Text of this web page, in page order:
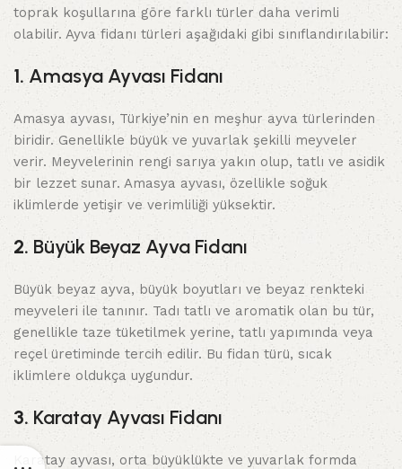
toprak koşullarına göre farklı türler daha verimli
olabilir. Ayva fidanı türleri aşağıdaki gibi sınıflandırılabilir:
1.Amasya Ayvası Fidanı
Amasya ayvası, Türkiye’nin en meşhur ayva türlerinden
biridir. Genellikle büyük ve yuvarlak şekilli meyveler
verir. Meyvelerinin rengi sarıya yakın olup, tatlı ve asidik
bir lezzet sunar. Amasya ayvası, özellikle soğuk
iklimlerde yetişir ve verimliliği yüksektir.
2.Büyük Beyaz Ayva Fidanı
Büyük beyaz ayva, büyük boyutları ve beyaz renkteki
meyveleri ile tanınır. Tadı tatlı ve aromatik olan bu tür,
genellikle taze tüketilmek yerine, tatlı yapımında veya
reçel üretiminde tercih edilir. Bu fidan türü, sıcak
iklimlere oldukça uygundur.
3. Karatay Ayvası Fidanı
Karatay ayvası, orta büyüklükte ve yuvarlak formda